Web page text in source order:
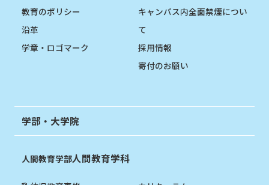
教育のポリシー
沿革
学章・ロゴマーク
キャンパス内全面禁煙につい
て
採用情報
寄付のお願い
学部・大学院
人間教育学部人間教育学科